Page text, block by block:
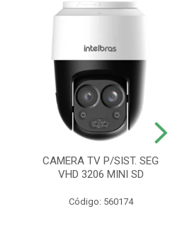
CAMERA TV P/SIST. SEG
VHD 3206 MINI SD
Código: 560174